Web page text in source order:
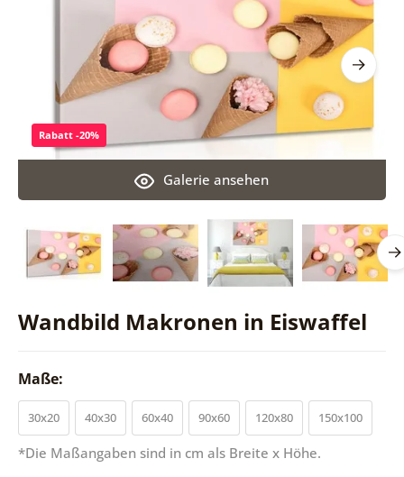
Wandbild Makronen in Eiswaffel
Galerie ansehen
Rabatt -20%
Maße:
30x20 40x30 60x40 90x60 120x80 150x100
*Die Maßangaben sind in cm als Breite x Höhe.